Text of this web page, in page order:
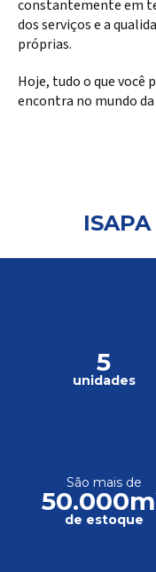
constantemente em
dos serviços e a
próprias.
Hoje, tudo o que você
encontra no mundo da
5
unidades
São mais de
de estoque